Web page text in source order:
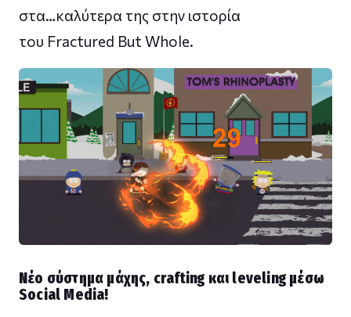
στα…καλύτερα της στην ιστορία
του Fractured But Whole.
Νέο σύστημα μάχης, crafting και leveling μέσω
Social Media!